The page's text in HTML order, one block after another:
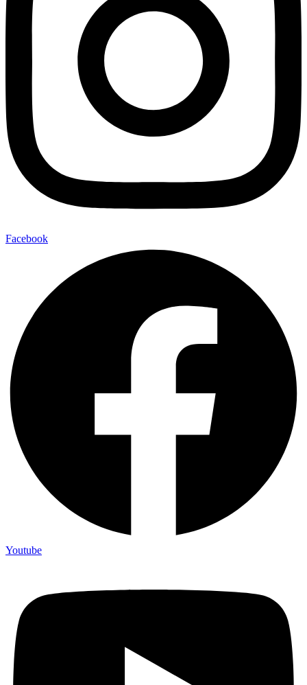
Facebook
Youtube